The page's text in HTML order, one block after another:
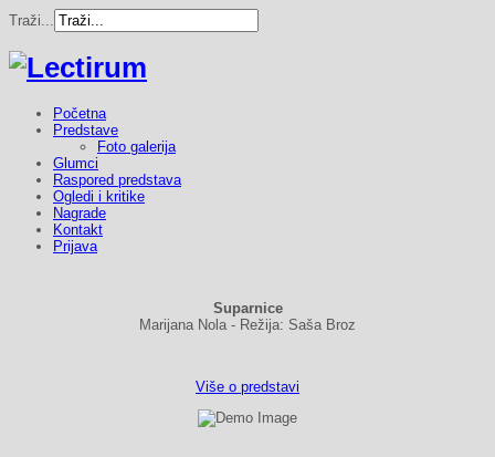
Traži...
Početna
Predstave
Foto galerija
Glumci
Raspored predstava
Ogledi i kritike
Nagrade
Kontakt
Prijava
Suparnice
Marijana Nola - Režija: Saša Broz
Više o predstavi